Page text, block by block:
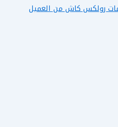
رولكس كاش من العميل